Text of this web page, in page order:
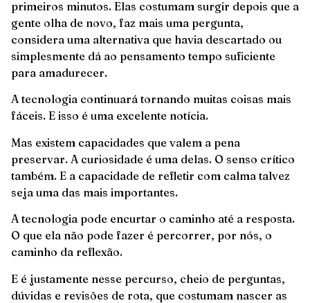
primeiros minutos. Elas costumam surgir depois que a
gente olha de novo, faz mais uma pergunta,
considera uma alternativa que havia descartado ou
simplesmente dá ao pensamento tempo suficiente
para amadurecer.
A tecnologia continuará tornando muitas coisas mais
fáceis. E isso é uma excelente notícia.
Mas existem capacidades que valem a pena
preservar. A curiosidade é uma delas. O senso crítico
também. E a capacidade de refletir com calma talvez
seja uma das mais importantes.
A tecnologia pode encurtar o caminho até a resposta.
O que ela não pode fazer é percorrer, por nós, o
caminho da reflexão.
E é justamente nesse percurso, cheio de perguntas,
dúvidas e revisões de rota, que costumam nascer as